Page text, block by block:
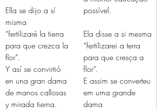
Ella se dijo a sí
misma
“fertilizaré la tierra
para que crezca la
flor”.
Y así se convirtió
en una gran dama
de manos callosas
y mirada tierna.
possível.
Ela disse a si mesma
“fertilizarei a terra
para que cresça a
flor”.
E assim se converteu
em uma grande
dama